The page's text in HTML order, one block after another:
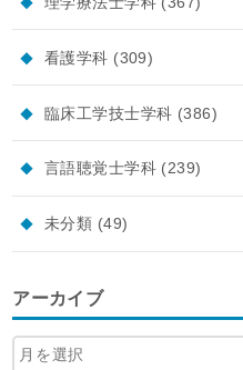
看護学科 (309)
臨床工学技士学科 (386)
言語聴覚士学科 (239)
未分類 (49)
アーカイブ